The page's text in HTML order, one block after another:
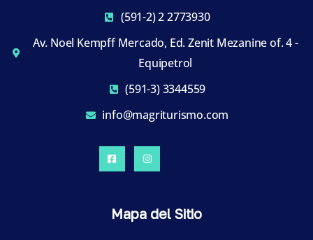
(591-2) 2 2773930
Av. Noel Kempff Mercado, Ed. Zenit Mezanine of. 4 -
Equipetrol
(591-3) 3344559
info@magriturismo.com
Mapa del Sitio